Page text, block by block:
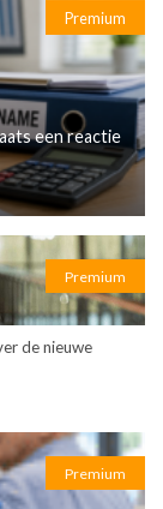
Premium
een reactie
Premium
de nieuwe
Premium